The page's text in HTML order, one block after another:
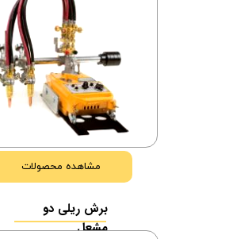
مشاهده محصولات
برش ریلی دو
مشعل